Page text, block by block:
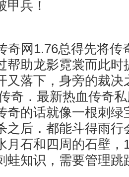
甲兵！
奇网1.76总得先将传
帮助龙影霓裳而此时
又落下，身旁的裁决
奇．最新热血传奇
奇的话就像一根刺绿
之后．都能斗得雨行
月石和四周的石壁，
蛙知识，需要管理跳